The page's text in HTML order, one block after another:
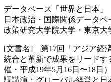
データベース「世界と日本」
日本政治・国際関係データベ
政策研究大学院大学・東京大
[文書名] 第17回「アジア経
統合と革新で成果をリード
催・平成19年5月16日〜18日
調講演：グローバル経営と日